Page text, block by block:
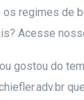
os regimes de
Acesse
gostou do